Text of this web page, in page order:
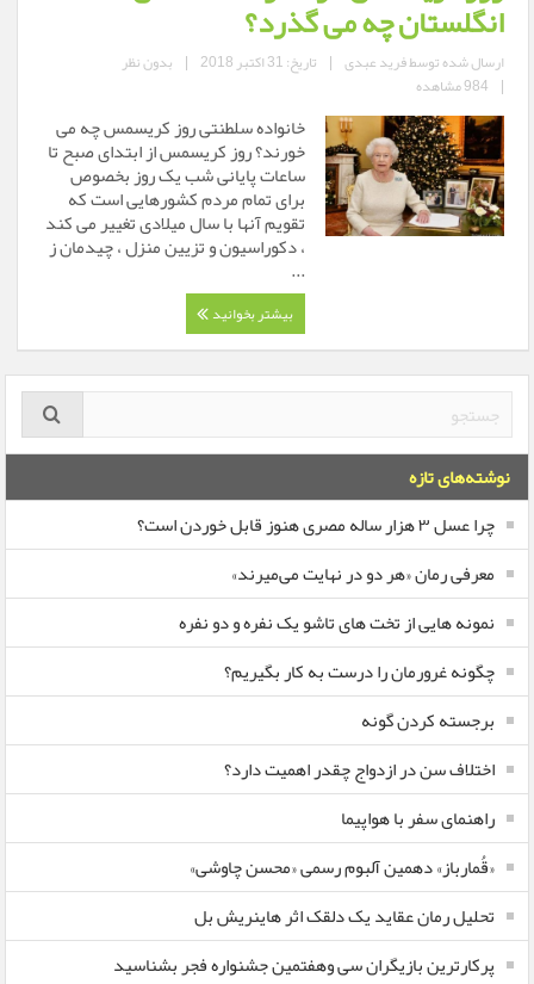
انگلستان چه می گذرد؟
ارسال شده توسطفرید عبدی | تاریخ: 31 اکتبر 2018 | بدون نظر
| 984 مشاهده
خانواده سلطنتی روز کریسمس چه می
خورند؟ روز کریسمس از ابتدای صبح تا
ساعات پایانی شب یک روز بخصوص
برای تمام مردم کشورهایی است که
تقویم آنها با سال میلادی تغییر می کند
، دکوراسیون و تزیین منزل ، چیدمان ز
...
بیشتر بخوانید
نوشته‌های تازه
چرا عسل ۳ هزار ساله‌ مصری هنوز قابل خوردن است؟
معرفی رمان «هر دو در نهایت می‌میرند»
نمونه هایی از تخت های تاشو یک نفره و دو نفره
چگونه غرورمان را درست به کار بگیریم؟
برجسته کردن گونه
اختلاف سن در ازدواج چقدر اهمیت دارد؟
راهنمای سفر با هواپیما
«قُمارباز» دهمین آلبوم رسمی «محسن چاوشی»
تحلیل رمان عقاید یک دلقک اثر هاینریش بل
پرکارترین بازیگران سی وهفتمین جشنواره فجر بشناسید